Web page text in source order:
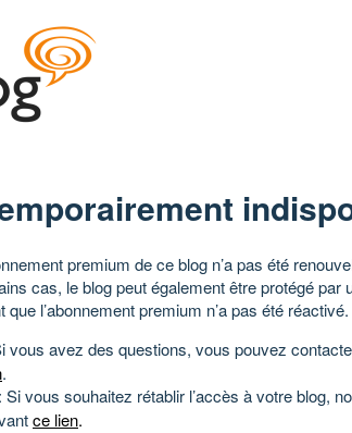
premium de ce blog n’a pas été
cas, le blog peut également être protégé par
l’abonnement premium n’a pas été réactivé.
vous avez des questions, vous pouvez
.
: Si vous souhaitez rétablir l’accès à votre blog,
ce lien.